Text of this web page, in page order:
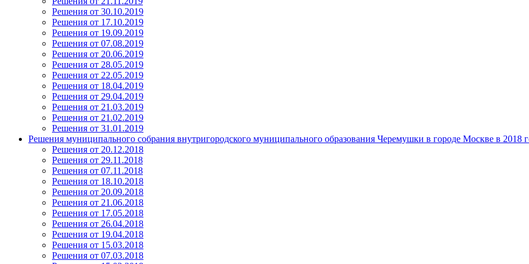
Решения от 30.10.2019
Решения от 17.10.2019
Решения от 19.09.2019
Решения от 07.08.2019
Решения от 20.06.2019
Решения от 28.05.2019
Решения от 22.05.2019
Решения от 18.04.2019
Решения от 29.04.2019
Решения от 21.03.2019
Решения от 21.02.2019
Решения от 31.01.2019
Решения муниципального собрания внутригородского муниципального образования Черемушки в городе Москве в 2018
Решения от 20.12.2018
Решения от 29.11.2018
Решения от 07.11.2018
Решения от 18.10.2018
Решения от 20.09.2018
Решения от 21.06.2018
Решения от 17.05.2018
Решения от 26.04.2018
Решения от 19.04.2018
Решения от 15.03.2018
Решения от 07.03.2018